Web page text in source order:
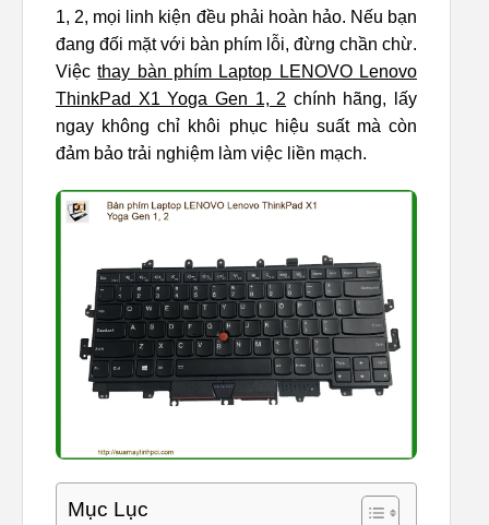
1, 2, mọi linh kiện đều phải hoàn hảo. Nếu bạn
đang đối mặt với bàn phím lỗi, đừng chần chừ.
Việcthay bàn phím Laptop LENOVO Lenovo
ThinkPad X1 Yoga Gen 1, 2 chính hãng, lấy
ngay không chỉ khôi phục hiệu suất mà còn
đảm bảo trải nghiệm làm việc liền mạch.
Mục Lục